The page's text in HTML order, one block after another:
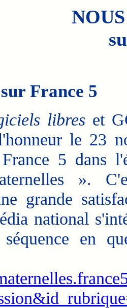
France 5
libres et
le 23
5 dans
».
grande
national
en